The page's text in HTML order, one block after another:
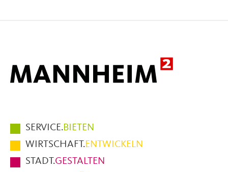
Hauptmenüpunkte
im
Fußbereich
der
SERVICE.BIETEN
WIRTSCHAFT.ENTWICKELN
STADT.GESTALTEN